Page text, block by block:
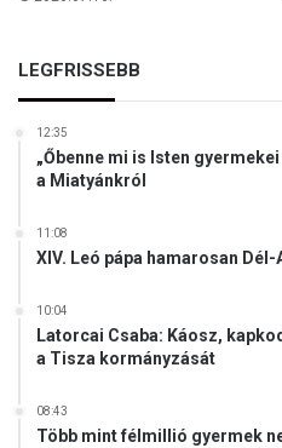
ú
s
LEGFRISSEBB
12:35
„Őbenne mi is Isten
a Miatyánkról
11:08
XIV. Leó pápa hamarosan
10:04
Latorcai Csaba: Káosz,
a Tisza kormányzását
08:43
Több mint félmillió gyermek